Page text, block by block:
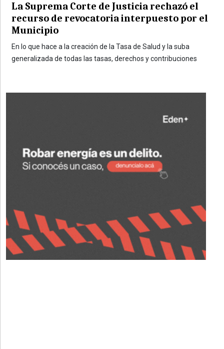
La Suprema Corte de Justicia rechazó el
recurso de revocatoria interpuesto por el
Municipio
En lo que hace a la creación de la Tasa de Salud y la suba
generalizada de todas las tasas, derechos y contribuciones